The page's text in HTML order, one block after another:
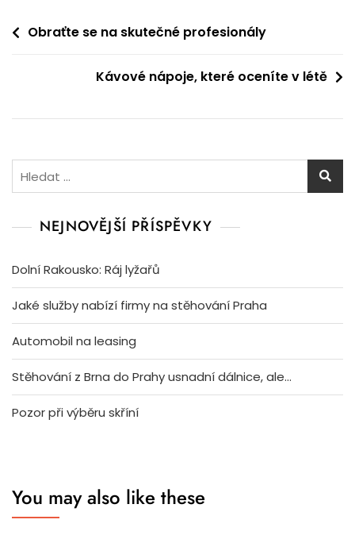
Navigace
Obraťte se na skutečné profesionály
Kávové nápoje, které oceníte v létě
NEJNOVĚJŠÍ PŘÍSPĚVKY
Dolní Rakousko: Ráj lyžařů
Jaké služby nabízí firmy na stěhování Praha
Automobil na leasing
Stěhování z Brna do Prahy usnadní dálnice, ale…
Pozor při výběru skříní
You may also like these